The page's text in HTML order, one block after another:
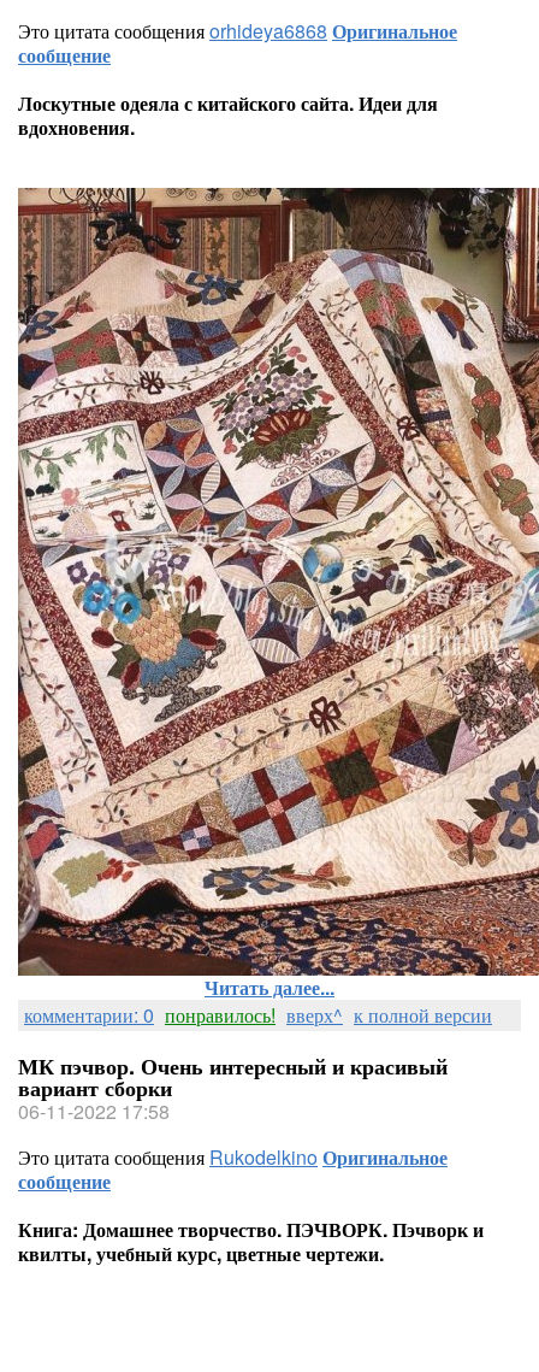
Это цитата сообщенияorhideya6868 Оригинальное
сообщение
Лоскутные одеяла с китайского сайта. Идеи для
вдохновения.
Читать далее...
комментарии: 0 понравилось! вверх^ к полной версии
МК пэчвор. Очень интересный и красивый
вариант сборки
06-11-2022 17:58
Это цитата сообщения RukodelkinoОригинальное
сообщение
Книга: Домашнее творчество. ПЭЧВОРК. Пэчворк и
квилты, учебный курс, цветные чертежи.